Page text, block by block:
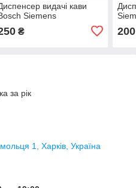
видачі кави
Siemens
₴ 200
за рік
1, Харків, Україна